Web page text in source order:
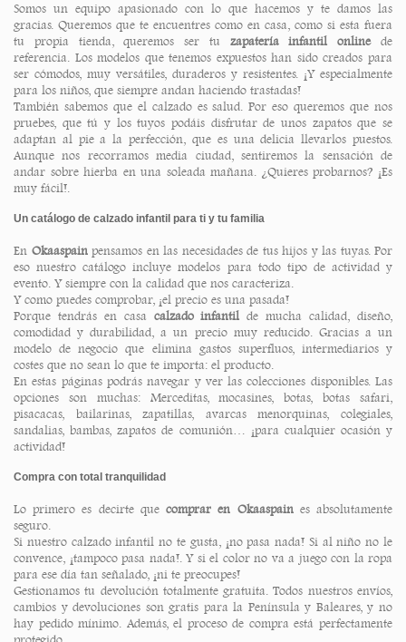
Somos un equipo apasionado con lo que hacemos y te damos las
gracias. Queremos que te encuentres como en casa, como si esta fuera
tu propia tienda, queremos ser tu zapatería infantil onlinede
referencia. Los modelos que tenemos expuestos han sido creados para
ser cómodos, muy versátiles, duraderos y resistentes. ¡Y especialmente
para los niños, que siempre andan haciendo trastadas!
También sabemos que el calzado es salud. Por eso queremos que nos
pruebes, que tú y los tuyos podáis disfrutar de unos zapatos que se
adaptan al pie a la perfección, que es una delicia llevarlos puestos.
Aunque nos recorramos media ciudad, sentiremos la sensación de
andar sobre hierba en una soleada mañana. ¿Quieres probarnos? ¡Es
muy fácil!.
Un catálogo de calzado infantil para ti y tu familia
En Okaaspainpensamos en las necesidades de tus hijos y las tuyas. Por
eso nuestro catálogo incluye modelos para todo tipo de actividad y
evento. Y siempre con la calidad que nos caracteriza.
Y como puedes comprobar, ¡el precio es una pasada!
Porque tendrás en casa calzado infantil de mucha calidad, diseño,
comodidad y durabilidad, a un precio muy reducido. Gracias a un
modelo de negocio que elimina gastos superfluos, intermediarios y
costes que no sean lo que te importa: el producto.
En estas páginas podrás navegar y ver las colecciones disponibles. Las
opciones son muchas: Merceditas, mocasines, botas,botas safari
pisacacas, bailarinas, zapatillas, avarcas menorquinas, colegiales,
sandalias, bambas,zapatos de comunión … ¡para cualquier ocasión y
actividad!
Compra con total tranquilidad
Lo primero es decirte quecomprar en Okaaspaines absolutamente
seguro.
Si nuestro calzado infantil no te gusta, ¡no pasa nada! Si al niño no le
convence, ¡tampoco pasa nada!. Y si el color no va a juego con la ropa
para ese día tan señalado, ¡ni te preocupes!
Gestionamos tu devolución totalmente gratuita. Todos nuestros envíos,
cambios y devoluciones son gratis para la Península y Baleares, y no
hay pedido mínimo. Además, el proceso de compra está perfectamente